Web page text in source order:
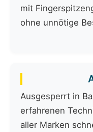
mit
ohne unnötige
Ausgesperrt in
erfahrenen
aller Marken